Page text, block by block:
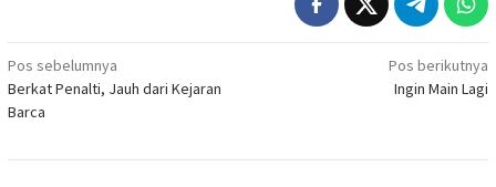
Navigasi
pos
Pos sebelumnya
Berkat Penalti, Jauh dari Kejaran
Barca
Pos berikutnya
Ingin Main Lagi